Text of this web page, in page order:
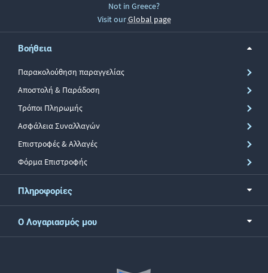
Not in Greece?
Visit ourGlobal page
Βοήθεια
Παρακολούθηση παραγγελίας
Αποστολή & Παράδοση
Τρόποι Πληρωμής
Ασφάλεια Συναλλαγών
Επιστροφές & Αλλαγές
Φόρμα Επιστροφής
Πληροφορίες
Ο Λογαριασμός μου